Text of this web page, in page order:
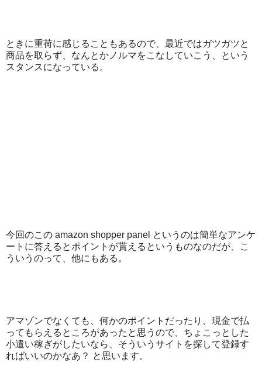
ときに重荷に感じることもあるので、最近ではガツガツと
商品を取らず、なんとかノルマをこなしていこう、という
スタンスになっている。
今回のこの amazon shopper panel というのは簡単なアンケ
ートに答えるとポイントが貰えるというものなのだが、こ
ういうのって、他にもある。
アマゾンでなくても、何かのポイントだったり、現金で払
ってもらえるところがあったと思うので、ちょこっとした
小遣い稼ぎがしたいなら、そういうサイトを探して登録す
ればいいのかなあ？ と思います。